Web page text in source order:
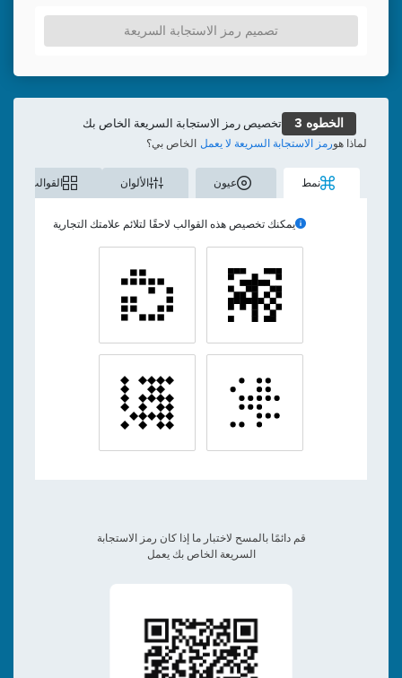
تصميم رمز الاستجابة السريعة
الخطوه 3 تخصيص رمز الاستجابة السريعة الخاص بك
لماذا هورمز الاستجابة السريعة لا يعمل الخاص بي؟
نمط عيون الألوان القوالب
يمكنك تخصيص هذه القوالب لاحقًا لتلائم علامتك التجارية
قم دائمًا بالمسح لاختبار ما إذا كان رمز الاستجابة
السريعة الخاص بك يعمل